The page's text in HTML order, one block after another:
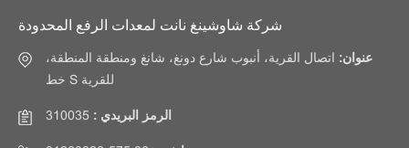
شركة شاوشينغ نانت لمعدات الرفع المحدودة
عنوان:
اتصال القرية، أنبوب شارع دونغ، شانغ ومنطقة المنطقة،
خط S للقرية
الرمز البريدي : 310035